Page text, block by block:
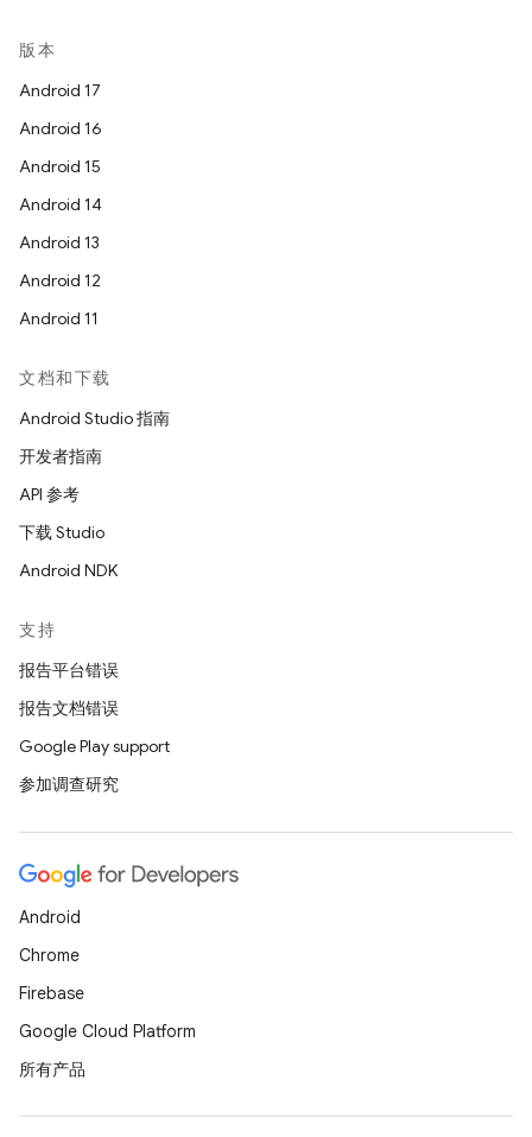
版本
Android 17
Android 16
Android 15
Android 14
Android 13
Android 12
Android 11
文档和下载
Android Studio 指南
开发者指南
API 参考
下载 Studio
Android NDK
支持
报告平台错误
报告文档错误
Google Play support
参加调查研究
Android
Chrome
Firebase
Google Cloud Platform
所有产品